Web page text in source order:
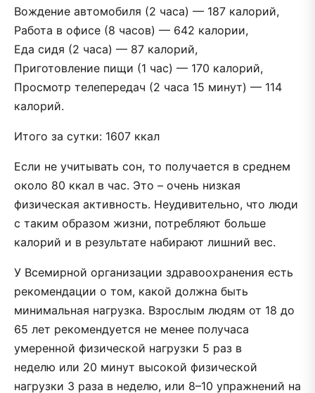
Вождение автомобиля (2 часа) — 187 калорий,
Работа в офисе (8 часов) — 642 калории,
Еда сидя (2 часа) — 87 калорий,
Приготовление пищи (1 час) — 170 калорий,
Просмотр телепередач (2 часа 15 минут) — 114
калорий.
Итого за сутки: 1607 ккал
Если не учитывать сон, то получается в среднем
около 80 ккал в час. Это – очень низкая
физическая активность. Неудивительно, что люди
с таким образом жизни, потребляют больше
калорий и в результате набирают лишний вес.
У Всемирной организации здравоохранения есть
рекомендации о том, какой должна быть
минимальная нагрузка. Взрослым людям от 18 до
65 лет рекомендуется не менее получаса
умеренной физической нагрузки 5 раз в
неделю или 20 минут высокой физической
нагрузки 3 раза в неделю, или 8–10 упражнений на